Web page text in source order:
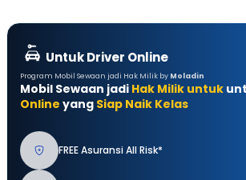
Untuk Driver Online
Program Mobil Sewaan jadi Hak Milik by Moladin
Mobil Sewaan jadi Hak Milik untuk
Online yang Siap Naik Kelas
FREE Asuransi All Risk*